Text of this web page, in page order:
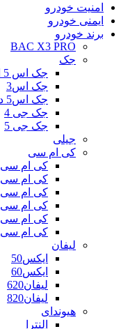
امنیت خودرو
ایمنی خودرو
برند خودرو
BAC X3 PRO
جک
جک اس 5 اتومات
جک اس3
جک اس5 دنده ای
جک جی 4
جک جی 5
جیلی
کی ام سی
کی ام سی A5
کی ام سی J7
کی ام سی K7
کی ام سی T8
کی ام سی T9
کی ام سی X5
لیفان
ایکس50
ایکس60
لیفان620
لیفان820
هیوندای
النترا